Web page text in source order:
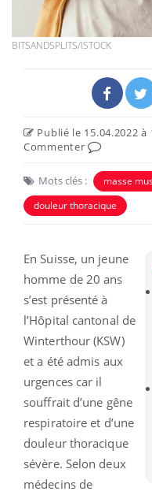
BITSANDSPLITS/ISTOCK
Publié le 15.04.2022 à
Commenter
Mots clés : masse
douleur thoracique
En Suisse, un jeune
homme de 20 ans
s’est présenté à
l’Hôpital cantonal de
Winterthour (KSW)
et a été admis aux
urgences car il
souffrait d’une gêne
respiratoire et d’une
douleur thoracique
sévère. Selon deux
médecins de